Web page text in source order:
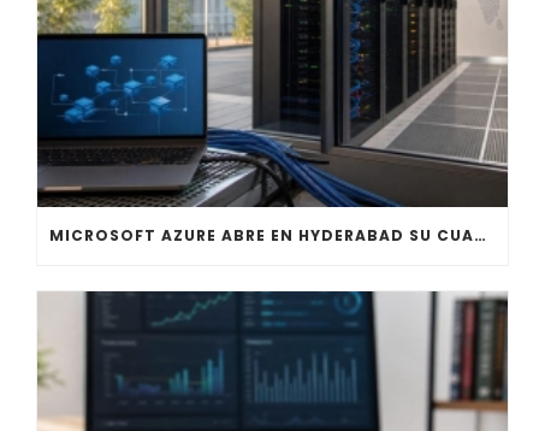
MICROSOFT AZURE ABRE EN HYDERABAD SU CUARTA REGIÓN EN INDIA PARA CARGAS DE IA